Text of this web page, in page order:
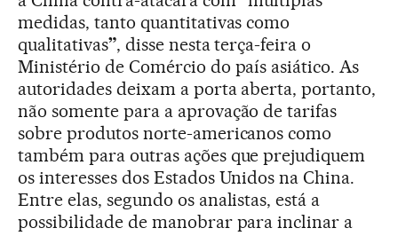
medidas, tanto quantitativas como
qualitativas”, disse nesta terça-feira o
Ministério de Comércio do país asiático. As
autoridades deixam a porta aberta, portanto,
não somente para a aprovação de tarifas
sobre produtos norte-americanos como
também para outras ações que prejudiquem
os interesses dos Estados Unidos na China.
Entre elas, segundo os analistas, está a
possibilidade de manobrar para inclinar a